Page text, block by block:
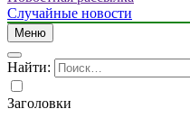
Случайные новости
Меню
Найти:
Заголовки